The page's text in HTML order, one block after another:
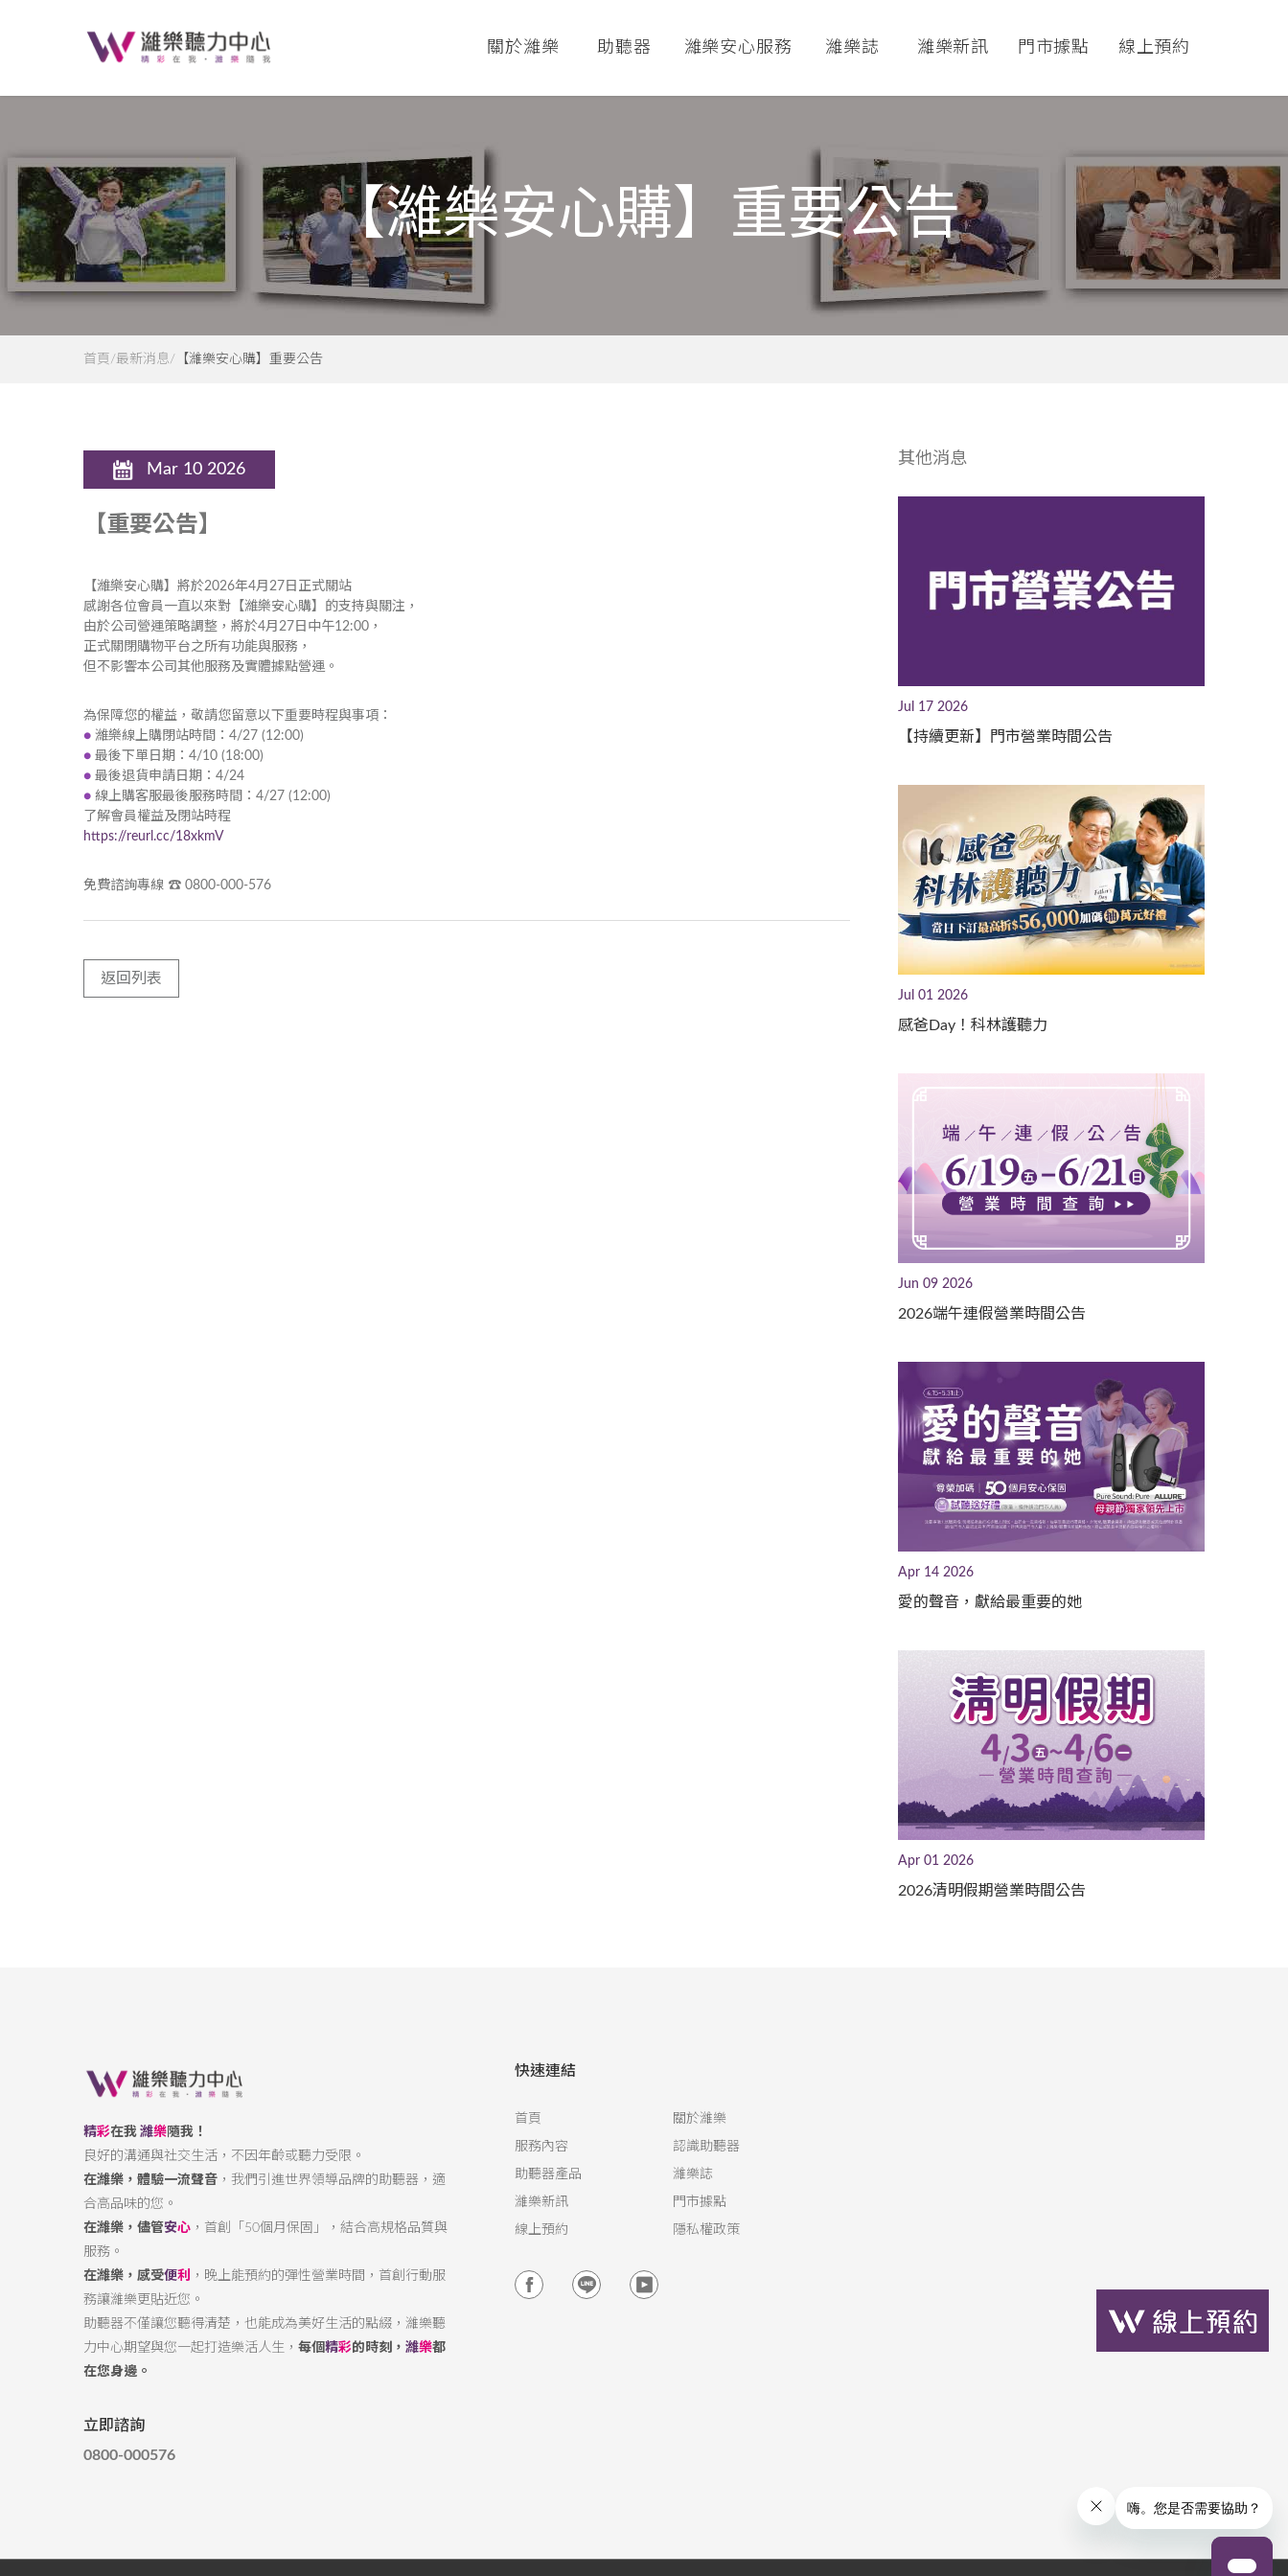
關於濰樂 助聽器 濰樂安心服務 濰樂誌 濰樂新訊 門市據點 線上預約
【濰樂安心購】重要公告
首頁 最新消息 【濰樂安心購】重要公告
Mar 10 2026
【重要公告】
【濰樂安心購】將於2026年4月27日正式關站
感謝各位會員一直以來對【濰樂安心購】的支持與關注，
由於公司營運策略調整，將於4月27日中午12:00，
正式關閉購物平台之所有功能與服務，
但不影響本公司其他服務及實體據點營運。
為保障您的權益，敬請您留意以下重要時程與事項：
● 濰樂線上購閉站時間：4/27 (12:00)
● 最後下單日期：4/10 (18:00)
● 最後退貨申請日期：4/24
● 線上購客服最後服務時間：4/27 (12:00)
了解會員權益及閉站時程
https://reurl.cc/18xkmV
免費諮詢專線 ☎ 0800-000-576
返回列表
其他消息
Jul 17 2026
【持續更新】門市營業時間公告
Jul 01 2026
感爸Day！科林護聽力
Jun 09 2026
2026端午連假營業時間公告
Apr 14 2026
愛的聲音，獻給最重要的她
Apr 01 2026
2026清明假期營業時間公告
精彩在我 濰樂隨我！
良好的溝通與社交生活，不因年齡或聽力受限。
在濰樂，體驗一流聲音 ，我們引進世界領導品牌的助聽器，適
合高品味的您。
在濰樂，儘管安心 ，首創「50個月保固」，結合高規格品質與
服務。
在濰樂，感受便利 ，晚上能預約的彈性營業時間，首創行動服
務讓濰樂更貼近您。
助聽器不僅讓您聽得清楚，也能成為美好生活的點綴，濰樂聽
力中心期望與您一起打造樂活人生， 每個精彩的時刻， 濰樂都
在您身邊。
立即諮詢
0800-000576
快速連結
首頁 關於濰樂
服務內容 認識助聽器
助聽器產品 濰樂誌
濰樂新訊 門市據點
線上預約 隱私權政策